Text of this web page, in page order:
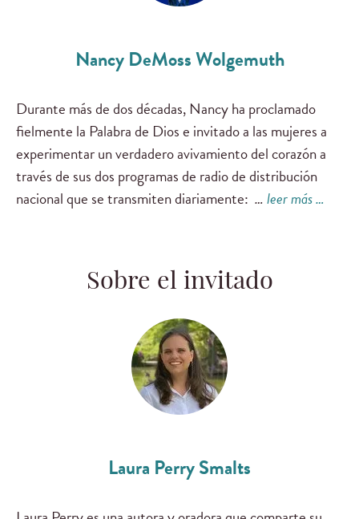
Nancy DeMoss Wolgemuth
Durante más de dos décadas, Nancy ha proclamado
fielmente la Palabra de Dios e invitado a las mujeres a
experimentar un verdadero avivamiento del corazón a
través de sus dos programas de radio de distribución
nacional que se transmiten diariamente: …leer más …
Sobre el invitado
Laura Perry Smalts